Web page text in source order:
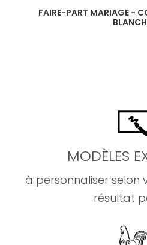
FAIRE-PART MARIAGE -
MODÈLES
à personnaliser selon
résultat